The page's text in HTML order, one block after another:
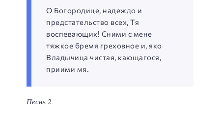
О Богородице, надеждо и
предстательство всех, Тя
воспевающих! Сними с мене
тяжкое бремя греховное и, яко
Владычица чистая, кающагося,
приими мя.
Песнь 2